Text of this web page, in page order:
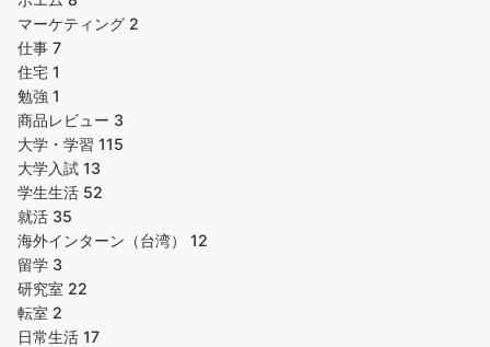
マーケティング 2
仕事 7
住宅 1
勉強 1
商品レビュー 3
大学・学習 115
大学入試 13
学生生活 52
就活 35
海外インターン（台湾） 12
留学 3
研究室 22
転室 2
日常生活 17